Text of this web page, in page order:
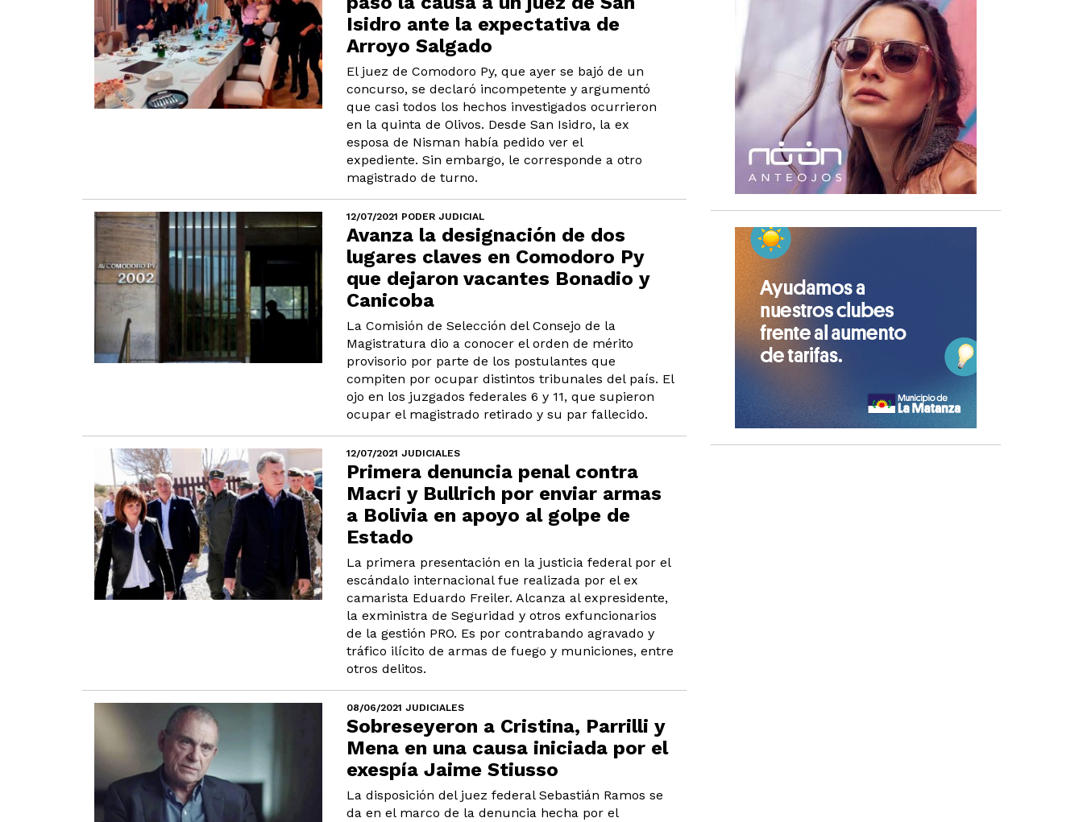
Isidro ante la expectativa de
Arroyo Salgado
El juez de Comodoro Py, que ayer se bajó de un
concurso, se declaró incompetente y argumentó
que casi todos los hechos investigados ocurrieron
en la quinta de Olivos. Desde San Isidro, la ex
esposa de Nisman había pedido ver el
expediente. Sin embargo, le corresponde a otro
magistrado de turno.
12/07/2021 PODER JUDICIAL
Avanza la designación de dos
lugares claves en Comodoro Py
que dejaron vacantes Bonadio y
Canicoba
La Comisión de Selección del Consejo de la
Magistratura dio a conocer el orden de mérito
provisorio por parte de los postulantes que
compiten por ocupar distintos tribunales del país. El
ojo en los juzgados federales 6 y 11, que supieron
ocupar el magistrado retirado y su par fallecido.
12/07/2021 JUDICIALES
Primera denuncia penal contra
Macri y Bullrich por enviar armas
a Bolivia en apoyo al golpe de
Estado
La primera presentación en la justicia federal por el
escándalo internacional fue realizada por el ex
camarista Eduardo Freiler. Alcanza al expresidente,
la exministra de Seguridad y otros exfuncionarios
de la gestión PRO. Es por contrabando agravado y
tráfico ilícito de armas de fuego y municiones, entre
otros delitos.
08/06/2021 JUDICIALES
Sobreseyeron a Cristina, Parrilli y
Mena en una causa iniciada por el
exespía Jaime Stiusso
La disposición del juez federal Sebastián Ramos se
da en el marco de la denuncia hecha por el